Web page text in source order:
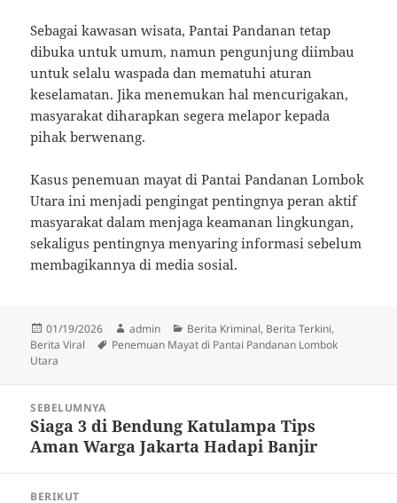
Sebagai kawasan wisata, Pantai Pandanan tetap
dibuka untuk umum, namun pengunjung diimbau
untuk selalu waspada dan mematuhi aturan
keselamatan. Jika menemukan hal mencurigakan,
masyarakat diharapkan segera melapor kepada
pihak berwenang.
Kasus penemuan mayat di Pantai Pandanan Lombok
Utara ini menjadi pengingat pentingnya peran aktif
masyarakat dalam menjaga keamanan lingkungan,
sekaligus pentingnya menyaring informasi sebelum
membagikannya di media sosial.
Diposkan
pada
01/19/2026 Penulis
admin Kategori
Berita Kriminal, Berita Terkini,
Berita Viral
Tag
Penemuan Mayat di Pantai Pandanan Lombok
Utara
SEBELUMNYA
Pos
sebelumnya:
Siaga 3 di Bendung Katulampa Tips
Aman Warga Jakarta Hadapi Banjir
BERIKUT